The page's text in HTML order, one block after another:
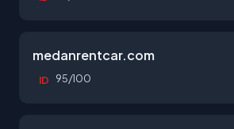
medanrentcar.com
ID 95/100